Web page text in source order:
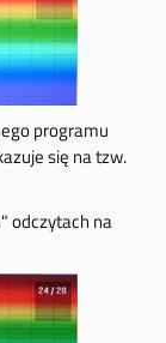
programu
się na tzw.
odczytach na